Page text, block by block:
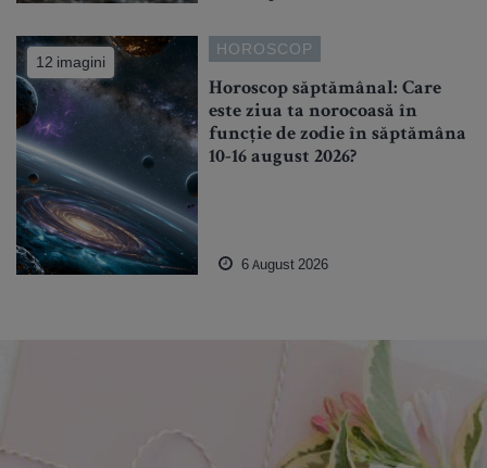
12 imagini
HOROSCOP
Horoscop săptămânal: Care
este ziua ta norocoasă în
funcție de zodie în săptămâna
10-16 august 2026?
6 August 2026